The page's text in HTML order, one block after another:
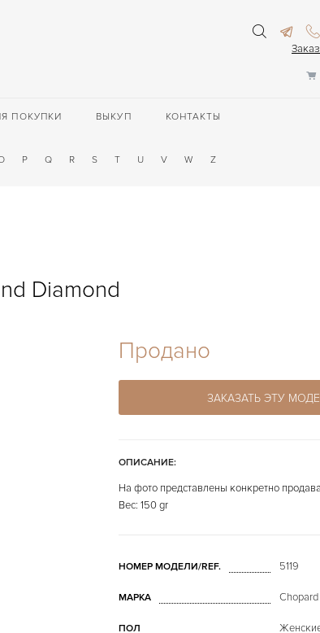
ПОКУПКИ ВЫКУП КОНТАКТЫ
P Q R S T U V W Z
Diamond
Продано
ЗАКАЗАТЬ ЭТУ
ОПИСАНИЕ:
На фото представлены конкретно
Вес: 150 gr
НОМЕР МОДЕЛИ/REF. 5119
МАРКА Chopard
ПОЛ